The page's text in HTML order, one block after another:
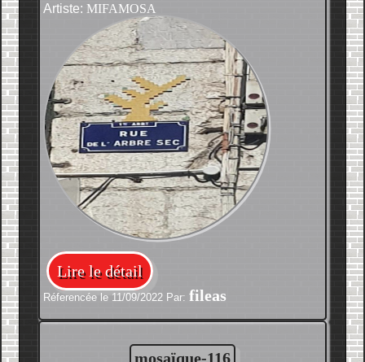
Artiste: MIFAMOSA
Lire le détail
Réferencée le 11/09/2022 Par:fileas
mosaïque-116